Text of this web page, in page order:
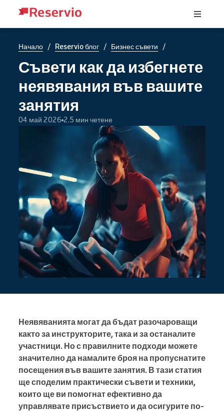
Начало / Reservio блог / Бизнес съвети /
Съвети как да избегнете
неявявания във вашите
занятия
04 май 2026 2.5 мин четене
Неявяванията могат да бъдат разочароващи
както за инструкторите, така и за останалите
участници. Но с правилните подходи можете
значително да намалите броя на пропуснатите
посещения във вашите занятия. В тази статия
ще споделим практически съвети и техники,
които ще ви помогнат ефективно да
управлявате присъствието и да осигурите по-